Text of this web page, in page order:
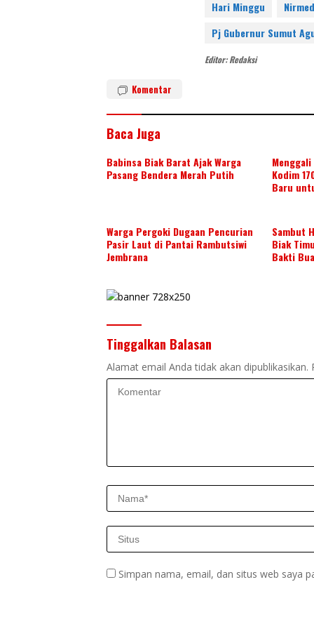
t
I
b
o
s
r
Hari Minggu
Pj Gubernur Sumut
Editor: Redaksi
Komentar
Baca Juga
Babinsa Biak Barat Ajak Warga
Pasang Bendera Merah Putih
Kodim
Baru
Warga Pergoki Dugaan Pencurian
Pasir Laut di Pantai Rambutsiwi
Jembrana
Sambut
Biak
Bakti
Tinggalkan Balasan
Alamat email Anda tidak akan dipublikasikan.
Simpan nama, email, dan situs web saya